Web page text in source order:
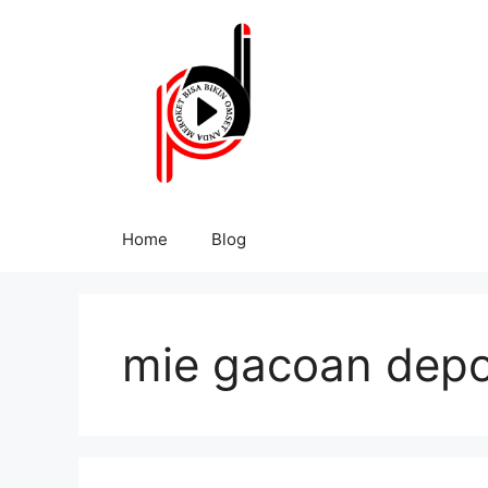
Home Blog
mie gacoan